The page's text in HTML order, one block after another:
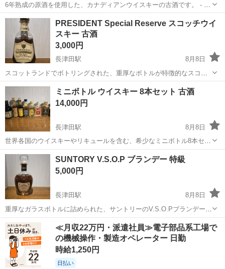
6年熟成の原酒を使用した、カナディアンウイスキーの古酒です。 - ブ
ランド: OLD CANADA - 種別: カナディアンウイスキー - 熟成年数: 6年
- 等級: 特級 - 容量: 710ml - アルコール分: 4...
神奈川 横浜市
PRESIDENT Special Reserve スコッチウイ
スキー 古酒
3,000円
長津田駅
8月8日
スコットランドでボトリングされた、重厚なボトルが特徴的なスコッ
チウイスキーの古酒です。 - ブランド: PRESIDENT - 種別: スコッチ
ウイスキー - 容量: 75cl - アルコール分: 43°G.L. - 原産...
神奈川 横浜市 長津田駅 ウイスキー
ミニボトル ウイスキー 8本セット 古酒
14,000円
長津田駅
8月8日
世界各国のウイスキーやリキュールを含む、希少なミニボトル8本セッ
トです。 - 内容: ミニボトル8本セット - 主な銘柄: White Horse, Cutty
Sark, Jack Daniel's, Suntory, ...
神奈川 横浜市 長津田駅 ブランデー
SUNTORY V.S.O.P ブランデー 特級
5,000円
長津田駅
8月8日
重厚なガラスボトルに詰められた、サントリーのV.S.O.Pブランデー特
級です。 - ブランド: SUNTORY - 種別: ブランデー - 等級: 特級 - ラン
ク: V.S.O.P ■状態：未開封・古酒 【状態に関す...
神奈川 横浜市 長津田駅 ウイスキー
≪月収22万円・派遣社員≫電子部品系工場で
の機械操作・製造オペレーター 日勤
時給1,250円
日払い